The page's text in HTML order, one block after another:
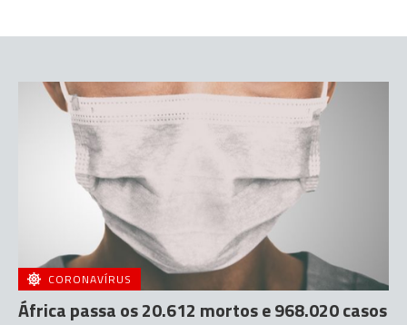
CORONAVÍRUS
África passa os 20.612 mortos e 968.020 casos